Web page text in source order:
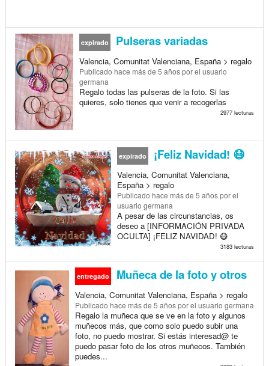
expirado Pulseras variadas
Valencia, Comunitat Valenciana, España > regalo
Publicado hace más de 5 añospor el usuario
germana
Regalo todas las pulseras de la foto. Si las
quieres, solo tienes que venir a recogerlas
2977 lecturas
expirado ¡Feliz Navidad! 😷
Valencia, Comunitat Valenciana,
España > regalo
Publicado hace más de 5 añospor el
usuario germana
A pesar de las circunstancias, os
deseo a [INFORMACIÓN PRIVADA
OCULTA] ¡FELIZ NAVIDAD! 😷
3183 lecturas
entregado Muñeca de la foto y otros
Valencia, Comunitat Valenciana, España > regalo
Publicado hace más de 5 añospor el usuario germana
Regalo la muñeca que se ve en la foto y algunos
muñecos más, que como solo puedo subir una
foto, no puedo mostrar. Si estás interesad@ te
puedo pasar foto de los otros muñecos. También
puedes...